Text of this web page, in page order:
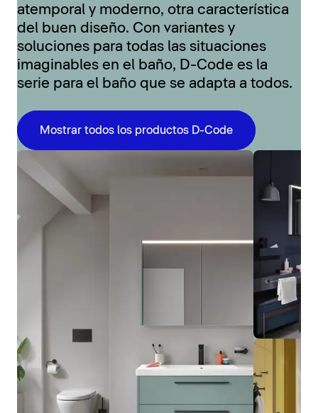
atemporal y moderno, otra característica
del buen diseño. Con variantes y
soluciones para todas las situaciones
imaginables en el baño, D-Code es la
serie para el baño que se adapta a todos.
Mostrar todos los productos D-Code